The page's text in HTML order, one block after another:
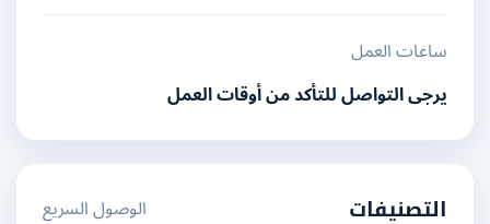
ساعات العمل
يرجى التواصل للتأكد من أوقات العمل
التصنيفات الوصول السريع